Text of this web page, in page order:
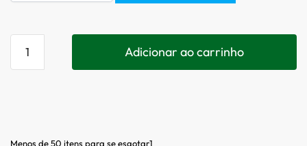
Adicionar ao carrinho
Menos de 50 itens para se esgotar1